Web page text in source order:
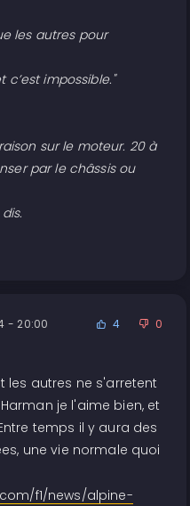
les autres pour
impossible."
sur le moteur. 20 à
par le châssis ou
- 20:00 4 0
autres ne s'arretent
je l'aime bien, et
temps il y aura des
une vie normale quoi
f1/news/alpine-